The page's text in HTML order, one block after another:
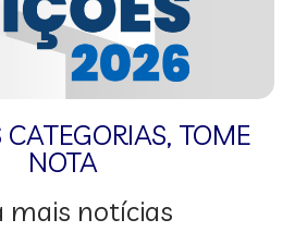
, TOME
NOTA
mais notícias